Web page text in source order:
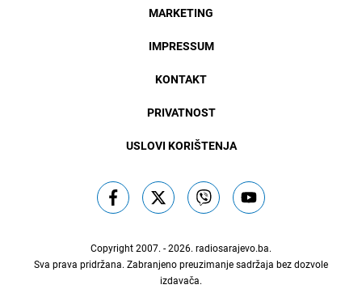
MARKETING
IMPRESSUM
KONTAKT
PRIVATNOST
USLOVI KORIŠTENJA
Copyright 2007. - 2026. radiosarajevo.ba.
Sva prava pridržana. Zabranjeno preuzimanje sadržaja bez dozvole
izdavača.